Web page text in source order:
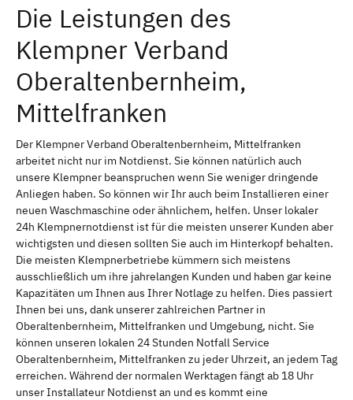
Die Leistungen des
Klempner Verband
Oberaltenbernheim,
Mittelfranken
Der Klempner Verband Oberaltenbernheim, Mittelfranken
arbeitet nicht nur im Notdienst. Sie können natürlich auch
unsere Klempner beanspruchen wenn Sie weniger dringende
Anliegen haben. So können wir Ihr auch beim Installieren einer
neuen Waschmaschine oder ähnlichem, helfen. Unser lokaler
24h Klempnernotdienst ist für die meisten unserer Kunden aber
wichtigsten und diesen sollten Sie auch im Hinterkopf behalten.
Die meisten Klempnerbetriebe kümmern sich meistens
ausschließlich um ihre jahrelangen Kunden und haben gar keine
Kapazitäten um Ihnen aus Ihrer Notlage zu helfen. Dies passiert
Ihnen bei uns, dank unserer zahlreichen Partner in
Oberaltenbernheim, Mittelfranken und Umgebung, nicht. Sie
können unseren lokalen 24 Stunden Notfall Service
Oberaltenbernheim, Mittelfranken zu jeder Uhrzeit, an jedem Tag
erreichen. Während der normalen Werktagen fängt ab 18 Uhr
unser Installateur Notdienst an und es kommt eine